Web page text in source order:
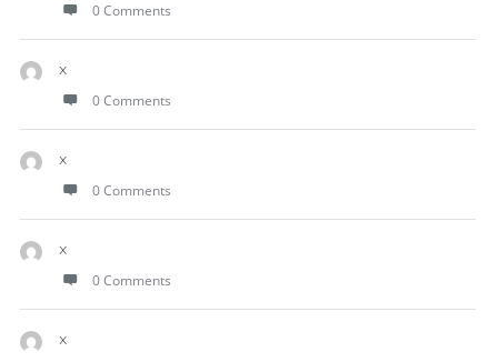
0 Comments
x
0 Comments
x
0 Comments
x
0 Comments
x